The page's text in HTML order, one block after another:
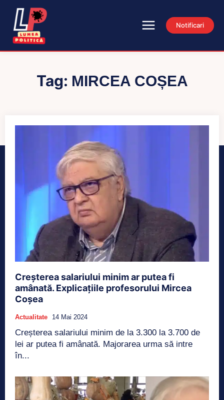
Notificari
Tag: MIRCEA COȘEA
Creșterea salariului minim ar putea fi
amânată. Explicațiile profesorului Mircea
Coșea
Actualitate 14 Mai 2024
Creșterea salariului minim de la 3.300 la 3.700 de
lei ar putea fi amânată. Majorarea urma să intre
în...